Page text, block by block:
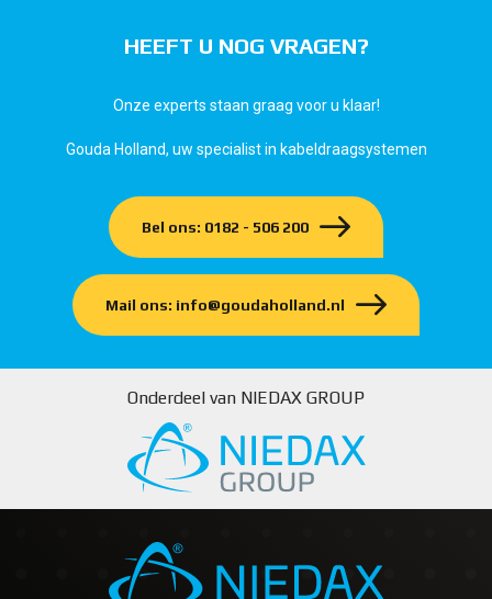
HEEFT U NOG VRAGEN?
Onze experts staan graag voor u klaar!
Gouda Holland, uw specialist in kabeldraagsystemen
Bel ons: 0182 - 506 200
Mail ons: info@goudaholland.nl
Onderdeel van NIEDAX GROUP